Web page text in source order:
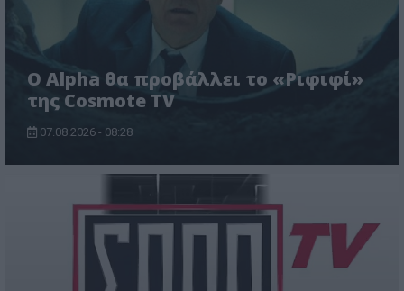
Ο Alpha θα προβάλλει το «Ριφιφί»
της Cosmote TV
07.08.2026 - 08:28